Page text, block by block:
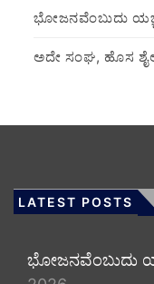
ಭೋಜನವೆಂಬುದು ಯಜ್ಞ
ಅದೇ ಸಂಘ, ಹೊಸ
LATEST POSTS
ಭೋಜನವೆಂಬುದು